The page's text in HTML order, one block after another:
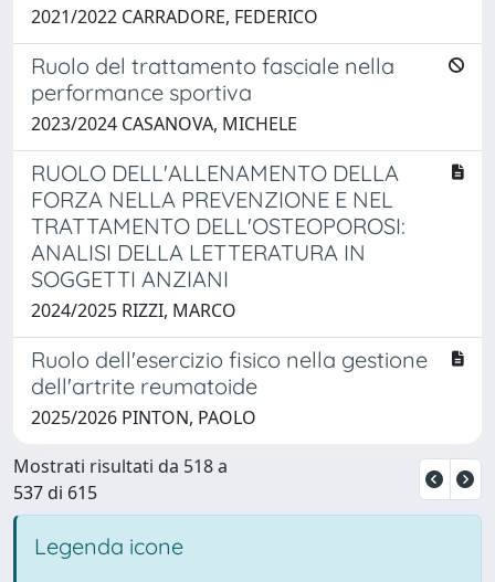
2021/2022 CARRADORE, FEDERICO
Ruolo del trattamento fasciale nella
performance sportiva
2023/2024 CASANOVA, MICHELE
RUOLO DELL'ALLENAMENTO DELLA
FORZA NELLA PREVENZIONE E NEL
TRATTAMENTO DELL'OSTEOPOROSI:
ANALISI DELLA LETTERATURA IN
SOGGETTI ANZIANI
2024/2025 RIZZI, MARCO
Ruolo dell'esercizio fisico nella gestione
dell'artrite reumatoide
2025/2026 PINTON, PAOLO
Mostrati risultati da 518 a
537 di 615
Legenda icone